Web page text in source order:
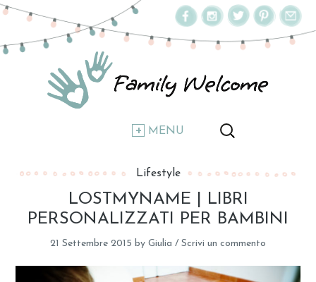
MENU
Lifestyle
LOSTMYNAME | LIBRI
PERSONALIZZATI PER BAMBINI
21 Settembre 2015 by Giulia / Scrivi un commento